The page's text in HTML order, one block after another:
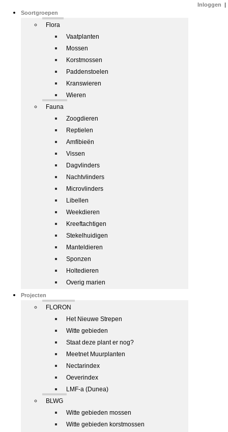
Soortgroepen
Flora
Vaatplanten
Mossen
Korstmossen
Paddenstoelen
Kranswieren
Wieren
Fauna
Zoogdieren
Reptielen
Amfibieën
Vissen
Dagvlinders
Nachtvlinders
Microvlinders
Libellen
Weekdieren
Kreeftachtigen
Stekelhuidigen
Manteldieren
Sponzen
Holtedieren
Overig marien
Projecten
FLORON
Het Nieuwe Strepen
Witte gebieden
Staat deze plant er nog?
Meetnet Muurplanten
Nectarindex
Oeverindex
LMF-a (Dunea)
BLWG
Witte gebieden mossen
Witte gebieden korstmossen
Inloggen |